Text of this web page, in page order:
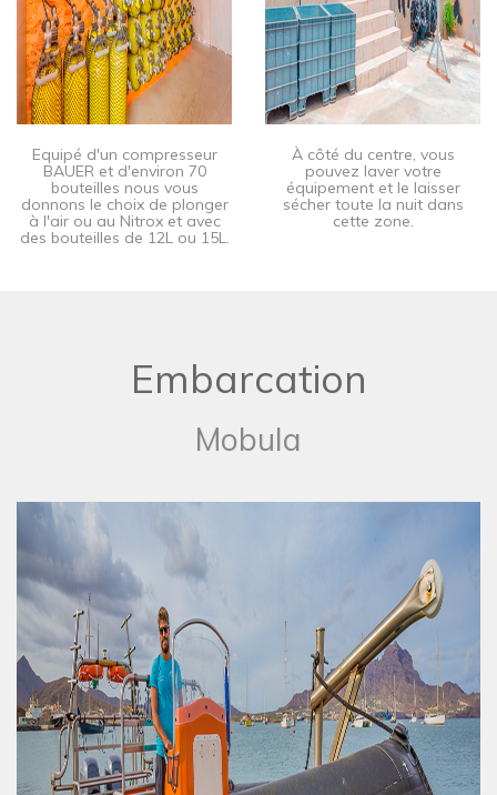
Equipé d'un compresseur
BAUER et d'environ 70
bouteilles nous vous
donnons le choix de plonger
à l'air ou au Nitrox et avec
des bouteilles de 12L ou 15L.
​​À côté du centre, vous
pouvez laver votre
équipement et le laisser
sécher toute la nuit dans
cette zone.
Embarcation
Mobula